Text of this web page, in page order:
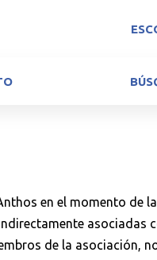
ES
en el momento de
asociadas
de la asociación,